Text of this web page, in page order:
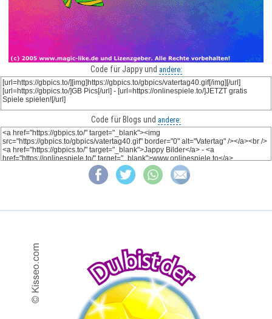
Code für Jappy und andere:
Code für Blogs und andere: